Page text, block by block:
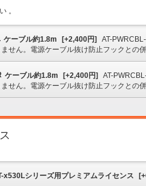
。
ケーブル約1.8m [+2,400円]
AT-
せん。電源ケーブル抜け防止フックとの
ケーブル約1.8m [+2,400円]
AT-
せん。電源ケーブル抜け防止フックとの
x530Lシリーズ用プレミアムライセンス [